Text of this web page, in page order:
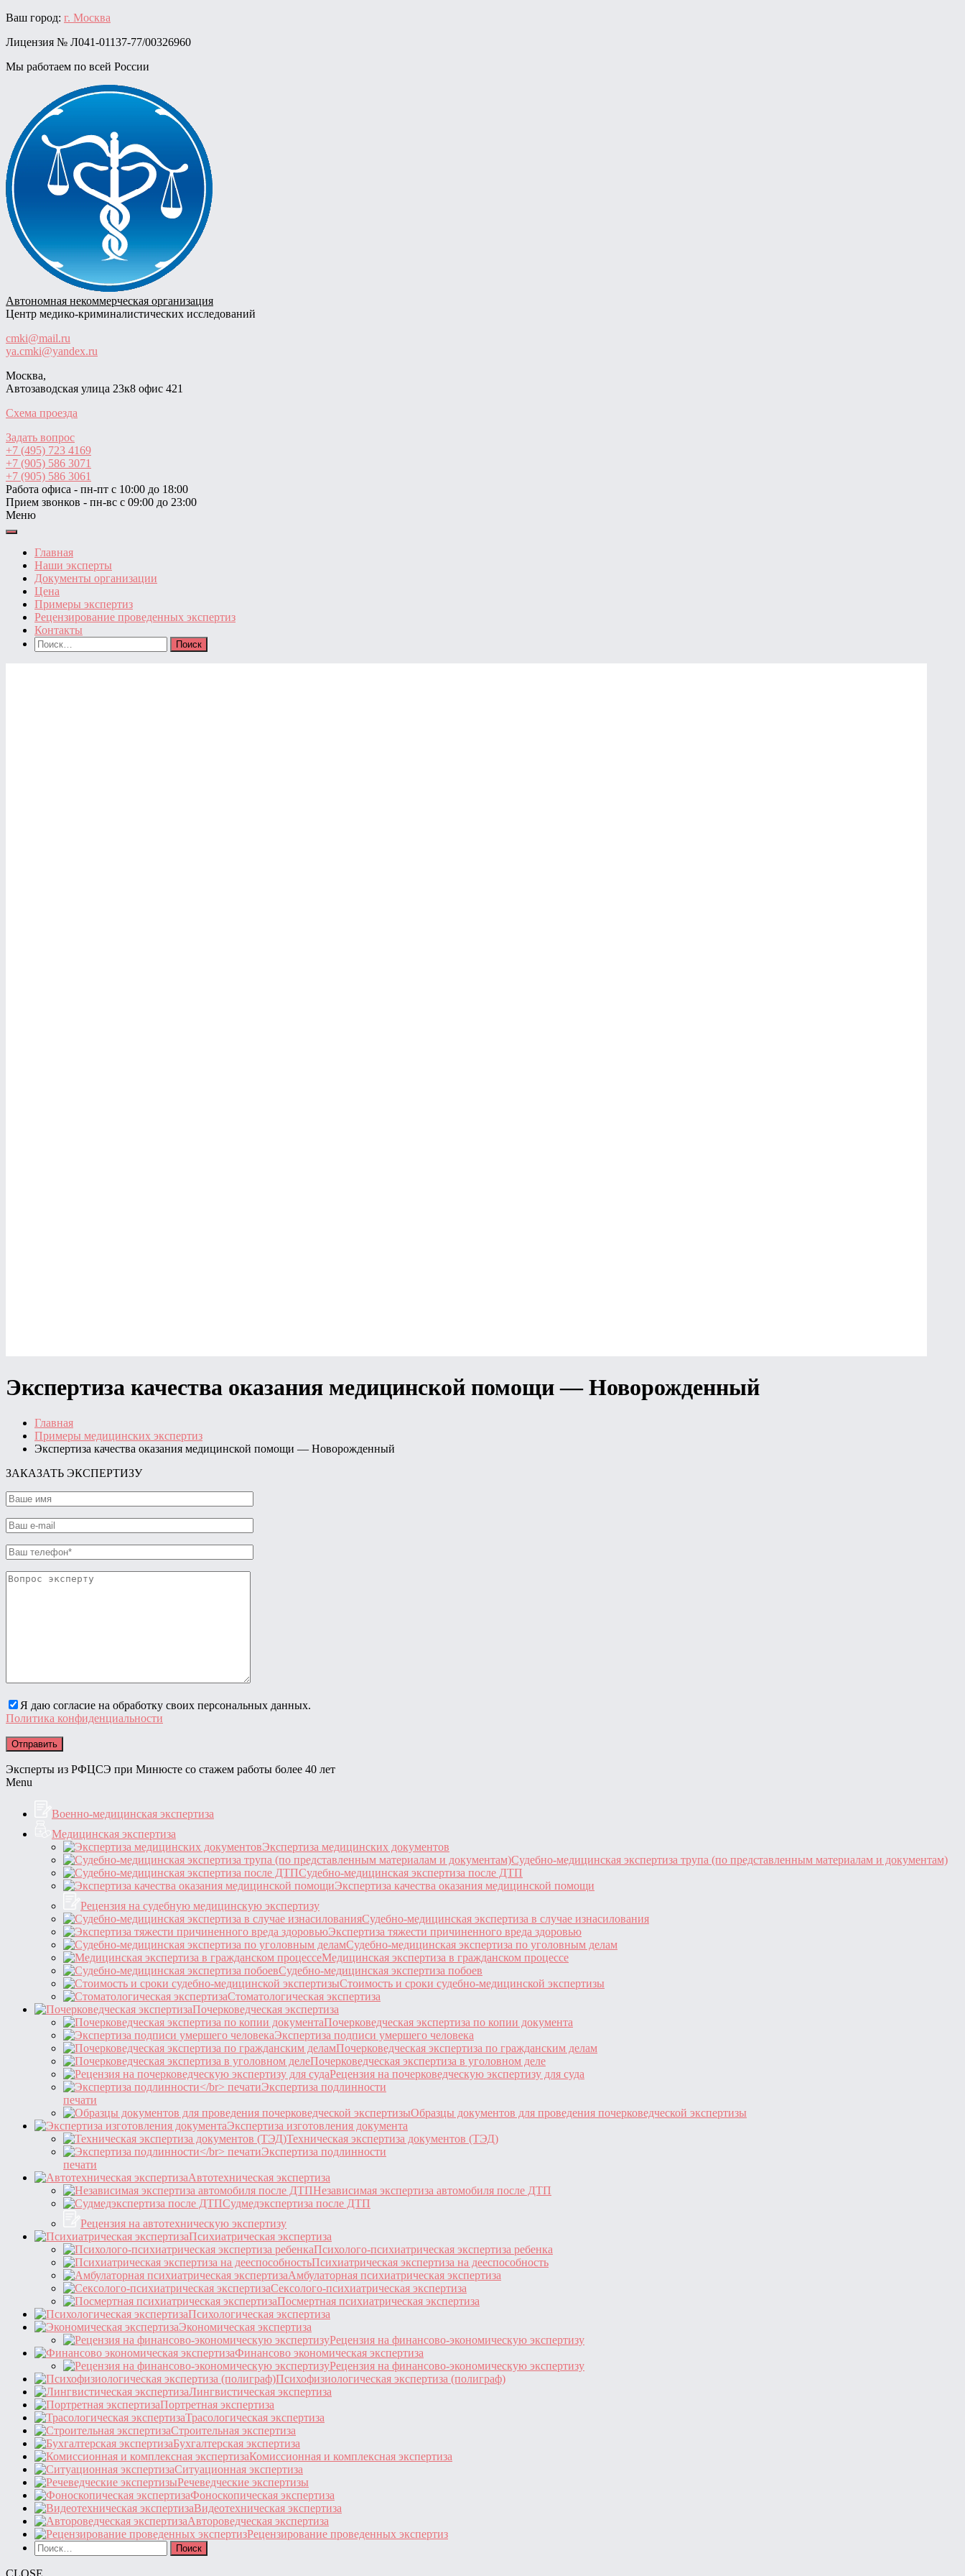
Skip
content
Ваш город: г. Москва
Лицензия № Л041-01137-77/00326960
Мы работаем по всей России
Автономная некоммерческая организация
Центр медико-криминалистических исследований
cmki@mail.ru
ya.cmki@yandex.ru
Москва,
Автозаводская улица 23к8 офис 421
Схема проезда
Задать вопрос
+7 (495) 723 4169
+7 (905) 586 3071
+7 (905) 586 3061
Работа офиса - пн-пт с 10:00 до 18:00
Прием звонков - пн-вс с 09:00 до 23:00
Меню
Главная
Наши эксперты
Документы организации
Цена
Примеры экспертиз
Рецензирование проведенных экспертиз
Контакты
Найти:
Экспертиза качества оказания медицинской помощи — Новорожденный
Главная
Примеры медицинских экспертиз
Экспертиза качества оказания медицинской помощи — Новорожденный
ЗАКАЗАТЬ ЭКСПЕРТИЗУ
Я даю согласие на обработку своих персональных данных.
Политика конфиденциальности
Эксперты из РФЦСЭ при Минюсте со стажем работы более 40 лет
Menu
Военно-медицинская экспертиза
Медицинская экспертиза
Экспертиза медицинских документов
Судебно-медицинская экспертиза трупа (по представленным материалам и документам)
Судебно-медицинская экспертиза после ДТП
Экспертиза качества оказания медицинской помощи
Рецензия на судебную медицинскую экспертизу
Судебно-медицинская экспертиза в случае изнасилования
Экспертиза тяжести причиненного вреда здоровью
Судебно-медицинская экспертиза по уголовным делам
Медицинская экспертиза в гражданском процессе
Судебно-медицинская экспертиза побоев
Стоимость и сроки судебно-медицинской экспертизы
Стоматологическая экспертиза
Почерковедческая экспертиза
Почерковедческая экспертиза по копии документа
Экспертиза подписи умершего человека
Почерковедческая экспертиза по гражданским делам
Почерковедческая экспертиза в уголовном деле
Рецензия на почерковедческую экспертизу для суда
Экспертиза подлинности
печати
Образцы документов для проведения почерковедческой экспертизы
Экспертиза изготовления документа
Техническая экспертиза документов (ТЭД)
Экспертиза подлинности
печати
Автотехническая экспертиза
Независимая экспертиза автомобиля после ДТП
Судмедэкспертиза после ДТП
Рецензия на автотехническую экспертизу
Психиатрическая экспертиза
Психолого-психиатрическая экспертиза ребенка
Психиатрическая экспертиза на дееспособность
Амбулаторная психиатрическая экспертиза
Сексолого-психиатрическая экспертиза
Посмертная психиатрическая экспертиза
Психологическая экспертиза
Экономическая экспертиза
Рецензия на финансово-экономическую экспертизу
Финансово экономическая экспертиза
Рецензия на финансово-экономическую экспертизу
Психофизиологическая экспертиза (полиграф)
Лингвистическая экспертиза
Портретная экспертиза
Трасологическая экспертиза
Строительная экспертиза
Бухгалтерская экспертиза
Комиссионная и комплексная экспертиза
Ситуационная экспертиза
Речеведческие экспертизы
Фоноскопическая экспертиза
Видеотехническая экспертиза
Автороведческая экспертиза
Рецензирование проведенных экспертиз
Найти:
CLOSE